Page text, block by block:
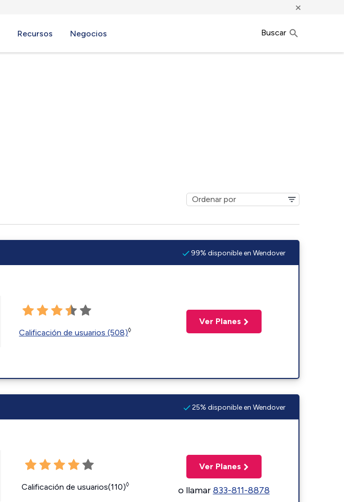
×
Recursos Negocios Buscar
99% disponible en Wendover
Calificación de usuarios (508)◊
Ver Planes
25% disponible en Wendover
Calificación de usuarios(110)◊
Ver Planes
o llamar833-811-8878